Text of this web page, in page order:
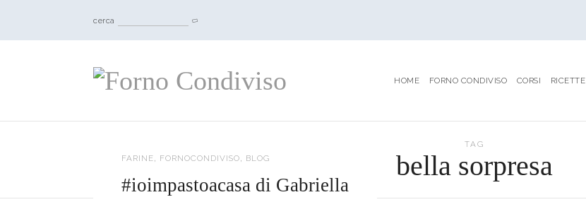
cerca
HOME FORNO CONDIVISO CORSI RICETTE
TAG
bella sorpresa
FARINE FORNOCONDIVISO BLOG
#ioimpastoacasa di Gabriella